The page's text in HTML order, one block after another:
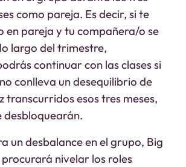
como pareja. Es decir, si te
en pareja y tu compañera/o se
largo del trimestre,
continuar con las clases si
conlleva un desequilibrio de
transcurridos esos tres meses,
desbloquearán.
un desbalance en el grupo, Big
nivelar los roles